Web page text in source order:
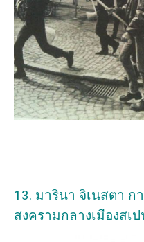
13. มารินา จิเนสตา ก
สงครามกลางเมืองสเ